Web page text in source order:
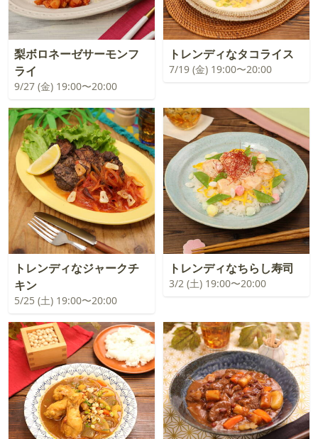
梨ボロネーゼサーモンフ
ライ
9/27 (金) 19:00〜20:00
トレンディなタコライス
7/19 (金) 19:00〜20:00
トレンディなジャークチ
キン
5/25 (土) 19:00〜20:00
トレンディなちらし寿司
3/2 (土) 19:00〜20:00